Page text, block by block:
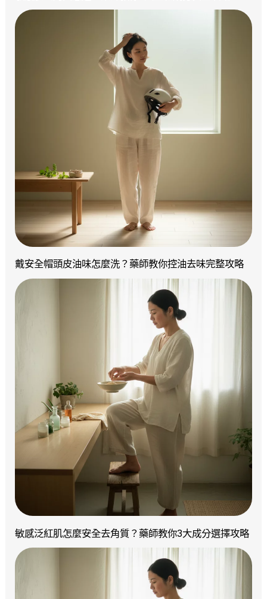
戴安全帽頭皮油味怎麼洗？藥師教你控油去味完整攻略
敏感泛紅肌怎麼安全去角質？藥師教你3大成分選擇攻略